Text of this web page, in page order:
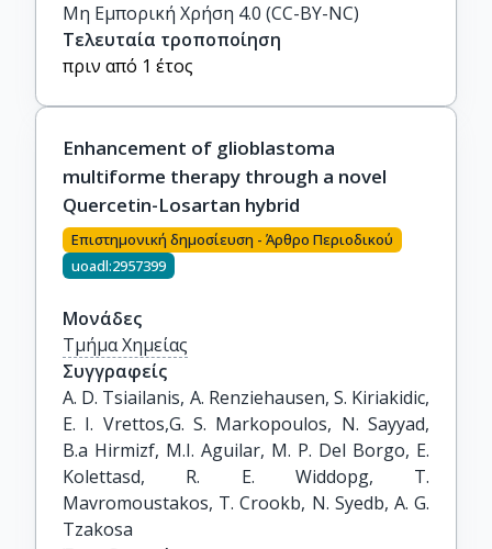
Μη Εμπορική Χρήση 4.0 (CC-BY-NC)
Τελευταία τροποποίηση
πριν από 1 έτος
Enhancement of glioblastoma
multiforme therapy through a novel
Quercetin-Losartan hybrid
Επιστημονική δημοσίευση - Άρθρο Περιοδικού
uoadl:2957399
Μονάδες
Τμήμα Χημείας
Συγγραφείς
A. D. Tsiailanis, A. Renziehausen, S. Kiriakidic,
E. I. Vrettos,G. S. Markopoulos, N. Sayyad,
B.a Hirmizf, M.I. Aguilar, M. P. Del Borgo, E.
Kolettasd, R. E. Widdopg, T.
Mavromoustakos, T. Crookb, N. Syedb, A. G.
Tzakosa